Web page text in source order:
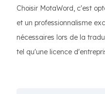
Choisir MotaWord, c'est
et un professionnalisme
nécessaires lors de la
tel qu'une licence